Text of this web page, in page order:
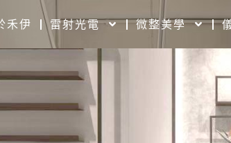
禾伊 雷射光電 微整美學